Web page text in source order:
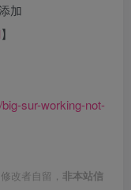
加
】
sur-working-not-
改者自留， 非本站信